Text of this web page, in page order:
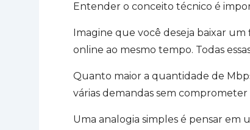
Entender o conceito técnico é
Imagine que você deseja baixar um
online ao mesmo tempo. Todas
Quanto maior a quantidade de
várias demandas sem comprometer
Uma analogia simples é pensar em